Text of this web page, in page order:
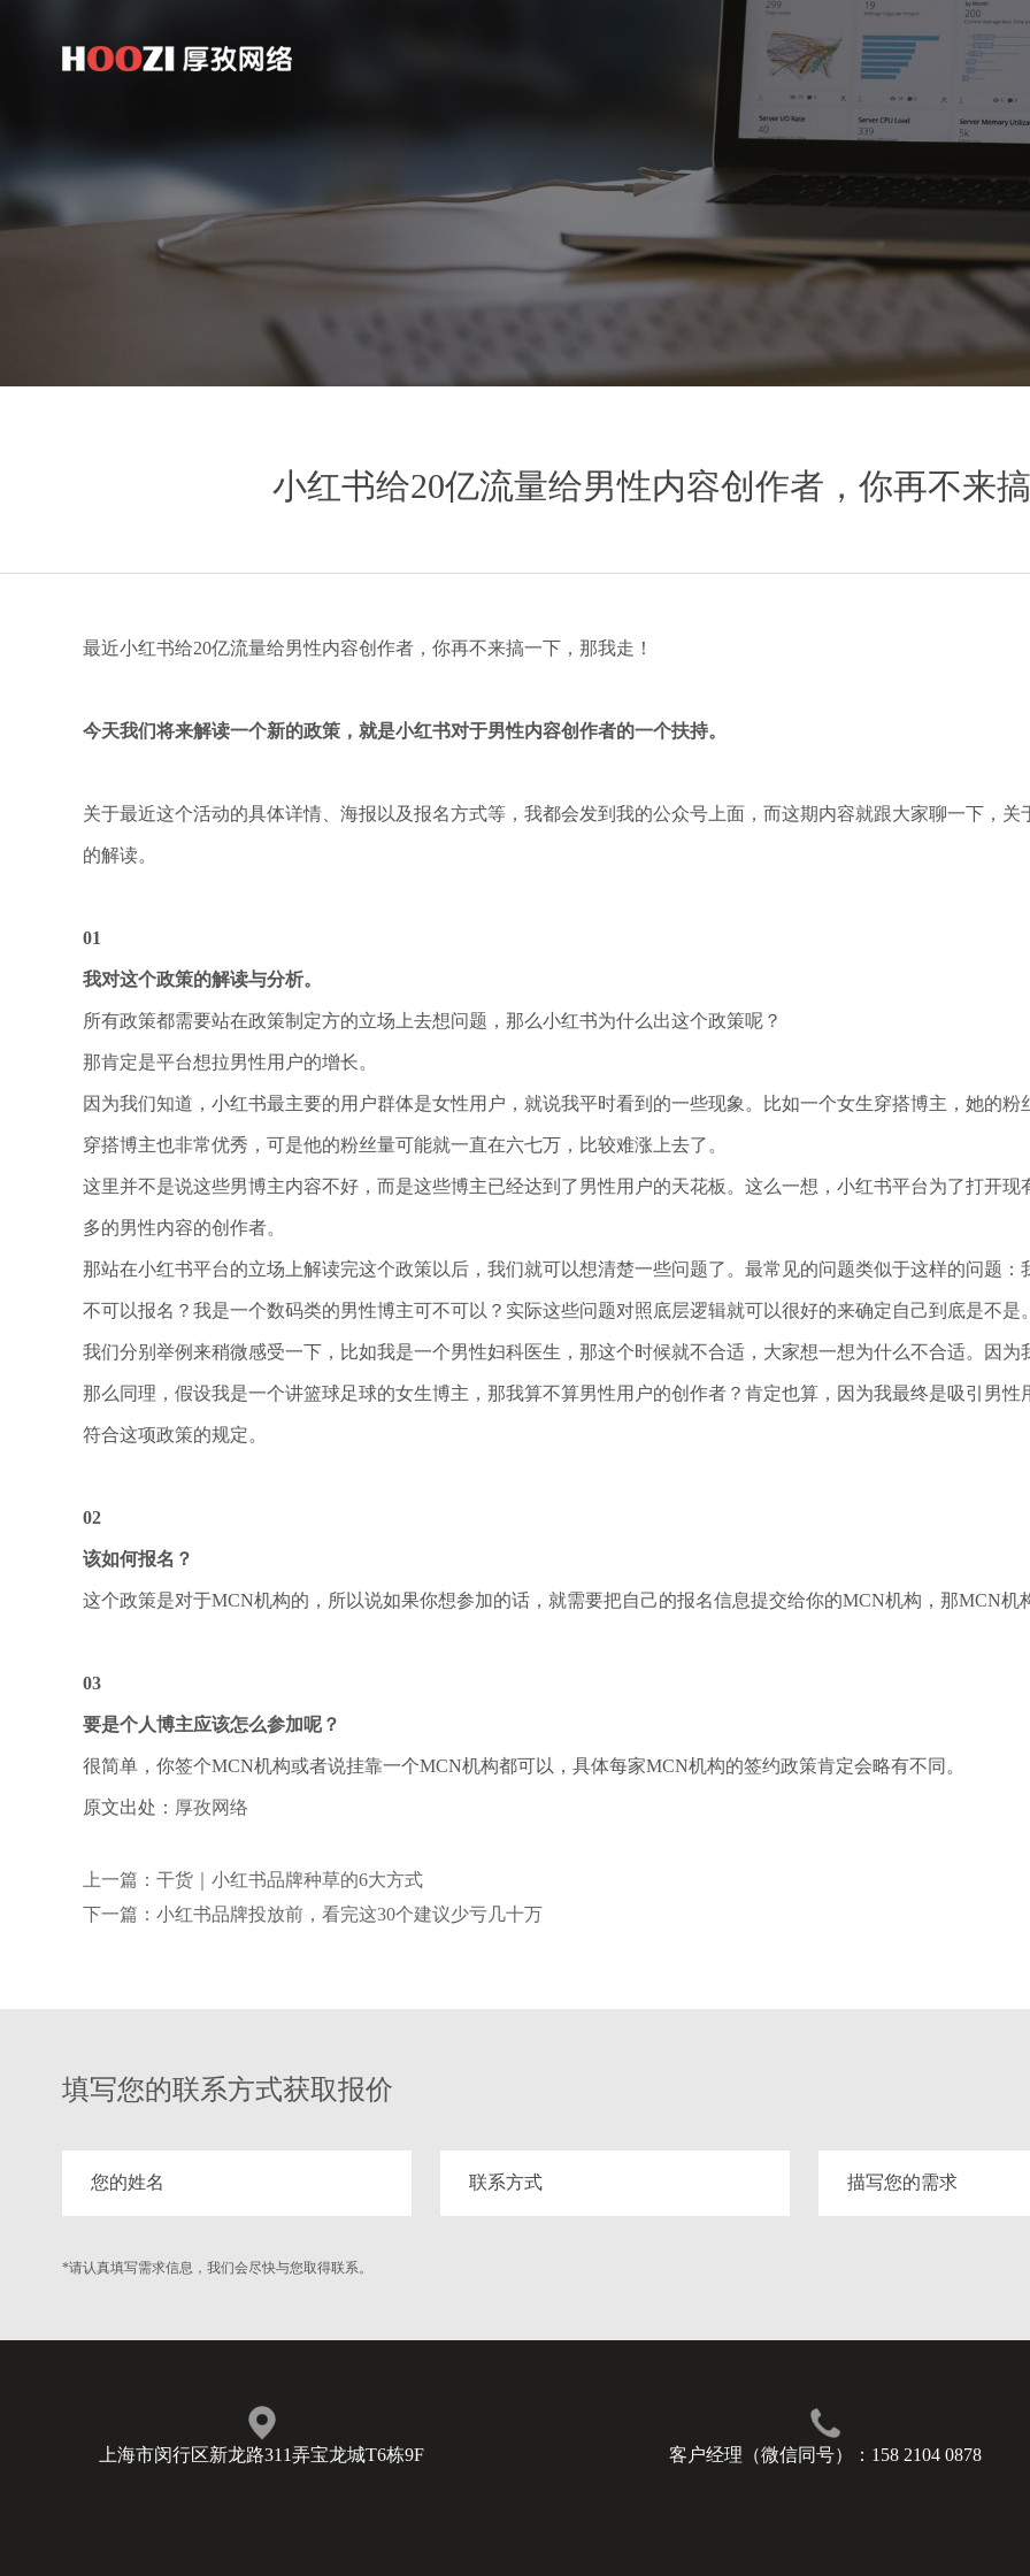
小红书给20亿流量给男性内容创作者，你再不来
最近小红书给20亿流量给男性内容创作者，你再不来搞一下，那我走！
今天我们将来解读一个新的政策，就是小红书对于男性内容创作者的一个扶持。
关于最近这个活动的具体详情、海报以及报名方式等，我都会发到我的公众号上面，而这期内容就跟大家聊一下，
的解读。
01
我对这个政策的解读与分析。
所有政策都需要站在政策制定方的立场上去想问题，那么小红书为什么出这个政策呢？
那肯定是平台想拉男性用户的增长。
因为我们知道，小红书最主要的用户群体是女性用户，就说我平时看到的一些现象。比如一个女生穿搭博主，她的
穿搭博主也非常优秀，可是他的粉丝量可能就一直在六七万，比较难涨上去了。
这里并不是说这些男博主内容不好，而是这些博主已经达到了男性用户的天花板。这么一想，小红书平台为了打开
多的男性内容的创作者。
那站在小红书平台的立场上解读完这个政策以后，我们就可以想清楚一些问题了。最常见的问题类似于这样的问题
不可以报名？我是一个数码类的男性博主可不可以？实际这些问题对照底层逻辑就可以很好的来确定自己到底是不是。
我们分别举例来稍微感受一下，比如我是一个男性妇科医生，那这个时候就不合适，大家想一想为什么不合适。因为
那么同理，假设我是一个讲篮球足球的女生博主，那我算不算男性用户的创作者？肯定也算，因为我最终是吸引男
符合这项政策的规定。
02
该如何报名？
这个政策是对于MCN机构的，所以说如果你想参加的话，就需要把自己的报名信息提交给你的MCN机构，那MCN机
03
要是个人博主应该怎么参加呢？
很简单，你签个MCN机构或者说挂靠一个MCN机构都可以，具体每家MCN机构的签约政策肯定会略有不同。
原文出处： 厚孜网络
上一篇：干货｜小红书品牌种草的6大方式
下一篇：小红书品牌投放前，看完这30个建议少亏几十万
填写您的联系方式获取报价
*请认真填写需求信息，我们会尽快与您取得联系。
上海市闵行区新龙路311弄宝龙城T6栋9F 客户经理（微信同号）：158 2104 0878